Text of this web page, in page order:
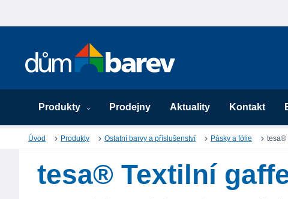
Produkty Prodejny Aktuality Kontakt
Úvod Produkty Ostatní barvy a příslušenství Pásky a fólie tesa®
tesa® Textilní